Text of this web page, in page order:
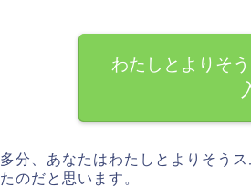
わたしとよりそ
多分、あなたはわたしとよりそう
たのだと思います。